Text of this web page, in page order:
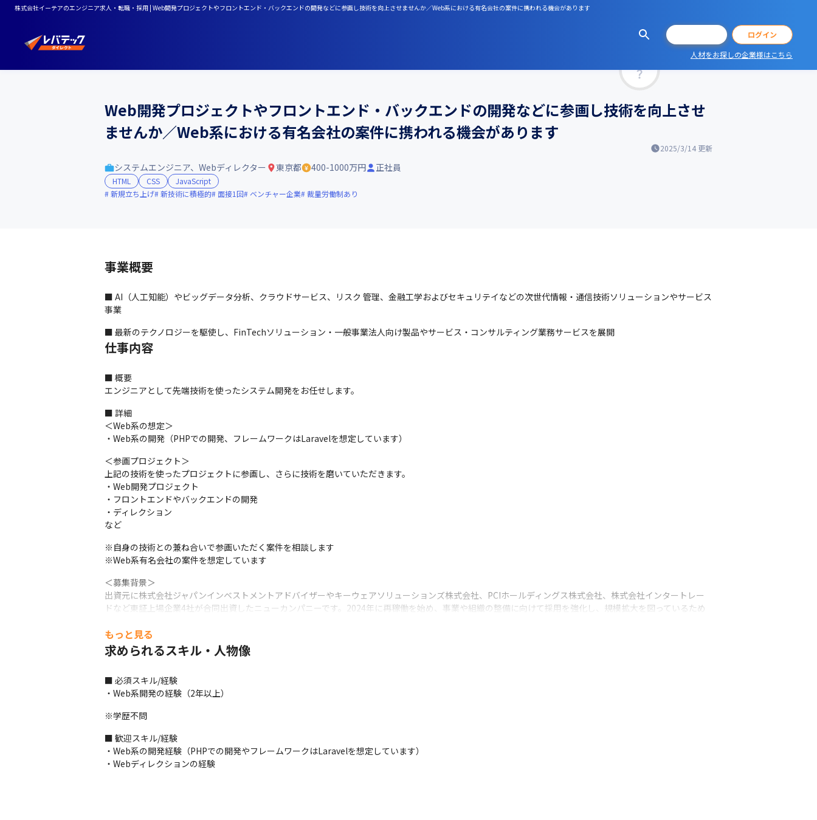
株式会社イーテアのエンジニア求人・転職・採用 | Web開発プロジェクトやフロントエンド・バックエンドの開発などに参画し技術を向上させませんか／Web系における有名会社の案件に携われる機会があります
ログイン
人材をお探しの企業様はこちら
Web開発プロジェクトやフロントエンド・バックエンドの開発などに参画し技術を向上させ
ませんか／Web系における有名会社の案件に携われる機会があります
2025/3/14 更新
システムエンジニア、Webディレクター 東京都 400-1000万円 正社員
HTML CSS
JavaScript
新規立ち上げ 新技術に積極的 面接1回 ベンチャー企業 裁量労働制あり
事業概要
■ AI（人工知能）やビッグデータ分析、クラウドサービス、リスク 管理、金融工学およびセキュリテイなどの次世代情報・通信技術ソリューションやサービス
事業
■ 最新のテクノロジーを駆使し、FinTechソリューション・一般事業法人向け製品やサービス・コンサルティング業務サービスを展開
仕事内容
■ 概要
エンジニアとして先端技術を使ったシステム開発をお任せします。
■ 詳細
＜Web系の想定＞
・Web系の開発（PHPでの開発、フレームワークはLaravelを想定しています）
＜参画プロジェクト＞
上記の技術を使ったプロジェクトに参画し、さらに技術を磨いていただきます。
・Web開発プロジェクト
・フロントエンドやバックエンドの開発
・ディレクション
など
※自身の技術との兼ね合いで参画いただく案件を相談します
※Web系有名会社の案件を想定しています
＜募集背景＞
出資元に株式会社ジャパンインベストメントアドバイザーやキーウェアソリューションズ株式会社、PCIホールディングス株式会社、株式会社インタートレー
ドなど東証上場企業4社が合同出資したニューカンパニーです。2024年に再稼働を始め、事業や組織の整備に向けて採用を強化し、規模拡大を図っているため
■ この仕事の面白み、魅力
・最新トレンドを身に着けて、自身の成長のみならず会社の成長にも貢献し、個人と会社のWinWinを実現していただきます
もっと見る
求められるスキル・人物像
■ 必須スキル/経験
・Web系開発の経験（2年以上）
※学歴不問
■ 歓迎スキル/経験
・Web系の開発経験（PHPでの開発やフレームワークはLaravelを想定しています）
・Webディレクションの経験